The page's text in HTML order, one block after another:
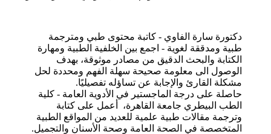
دكتورة سارة الفاوي - كاتبة محتوى طبي ومترجمة
طبية ومدققة لغوية - اجمع بين الخلفية الطبية ومهارة
الكتابة والبحث الدقيق من مصادر موثوقة، بهدف
الوصول الى معلومة صحيحة سهلة الفهم ومحددة لحل
مشكلة القارئ والإجابة عن تساؤله تفصيليًا.
حاصلة على درجة الماجستير في الأدوية العامة - كلية
الطب البيطري جامعة القاهرة، أعمل على كتابة
وترجمة مقالات طبية علمية للعديد من المواقع الطبية
المتخصصة في الصحة العامة وصحة الأسنان والتجميل.